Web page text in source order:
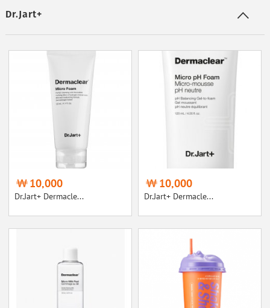
Dr.Jart+
10,000
Dr.Jart+ Dermacle...
10,000
Dr.Jart+ Dermacle...